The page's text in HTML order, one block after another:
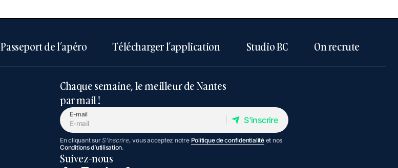
Passeport de l’apéro Télécharger l’application Studio BC On recrute
Chaque semaine, le meilleur de Nantes
par mail !
E-mail
S'inscrire
S'inscrire
En cliquant surS'inscrire, vous acceptez notre Politique de confidentialitéet nos
Conditions d’utilisation.
Suivez-nous